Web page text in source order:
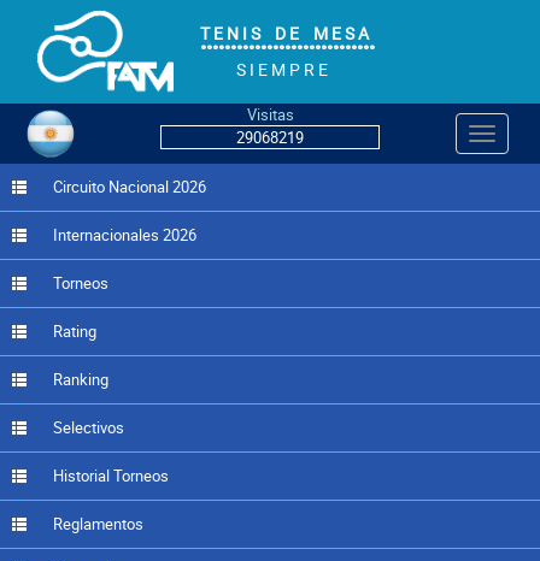
T E N I S D E M E S A
°°°°°°°°°°°°°°°°°°°°°°°°°°°°°
S I E M P R E
Visitas
29068219
Circuito Nacional 2026
Internacionales 2026
Torneos
Rating
Ranking
Selectivos
Historial Torneos
Reglamentos